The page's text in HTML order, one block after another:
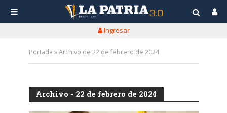
Ingresar
Portada »Archivo de 22 de febrero de 2024
Archivo - 22 de febrero de 2024